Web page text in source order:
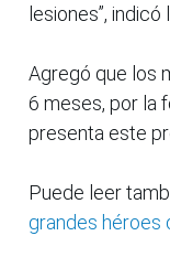
lesiones”,
Agregó que los
6 meses, por la
presenta este
Puede leer
grandes héroes